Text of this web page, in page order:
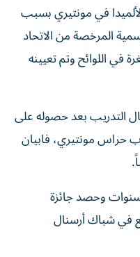
في مونتيري بسبب
المرخصة من الاتحاد
في اللوائح وتم تعيينه
التدريب بعد حصوله على
حراس مونتيري، فابيان
لاميلا في صفوف توتنهام 8 سنوات وحصد جائزة
الرائع في شباك أرسنال